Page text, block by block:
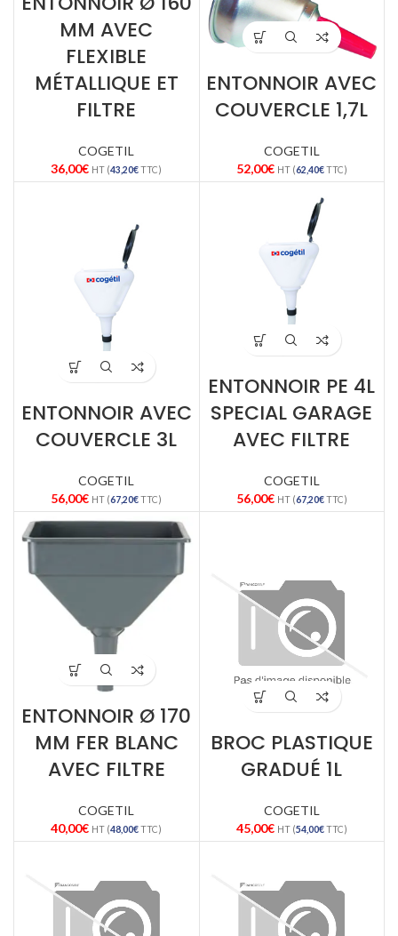
MM AVEC
FLEXIBLE
MÉTALLIQUE ET
FILTRE
COGETIL
36,00€ HT (43,20€TTC)
ENTONNOIR AVEC
COUVERCLE 1,7L
COGETIL
52,00€ HT (62,40€TTC)
ENTONNOIR AVEC
COUVERCLE 3L
COGETIL
56,00€ HT (67,20€TTC)
ENTONNOIR PE 4L
SPECIAL GARAGE
AVEC FILTRE
COGETIL
56,00€ HT (67,20€TTC)
ENTONNOIR Ø 170
MM FER BLANC
AVEC FILTRE
COGETIL
40,00€ HT (48,00€TTC)
BROC PLASTIQUE
GRADUÉ 1L
COGETIL
45,00€ HT (54,00€TTC)